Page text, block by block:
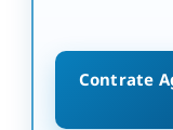
Contrate